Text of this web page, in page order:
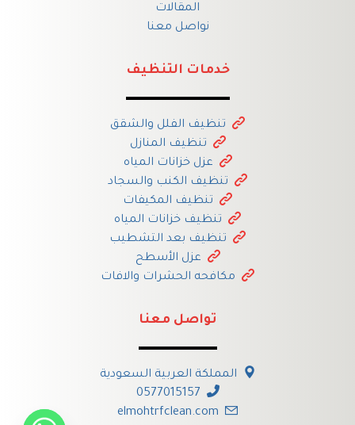
المقالات
نواصل معنا
خدمات التنظيف
تنظيف الفلل والشقق
تنظيف المنازل
عزل خزانات المياه
تنظيف الكنب والسجاد
تنظيف المكيفات
تنظيف خزانات المياه
تنظيف بعد التشطيب
عزل الأسطح
مكافحه الحشرات والافات
تواصل معنا
المملكة العربية السعودية
0577015157
elmohtrfclean.com